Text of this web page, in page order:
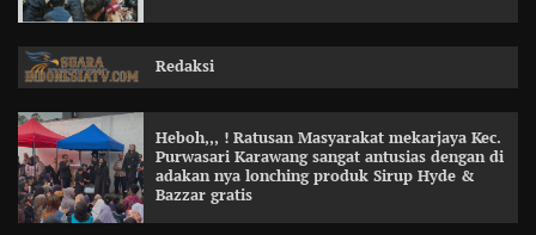
Redaksi
Heboh,,, ! Ratusan Masyarakat mekarjaya Kec.
Purwasari Karawang sangat antusias dengan di
adakan nya lonching produk Sirup Hyde &
Bazzar gratis